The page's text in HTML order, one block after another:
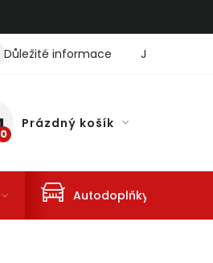
Důležité informace Jaký je
KOŠÍK
Prázdný košík
Autodoplňky